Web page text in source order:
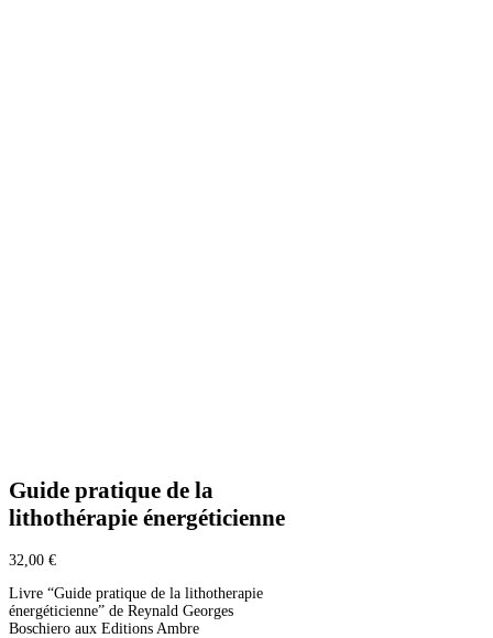
Guide pratique de la
lithothérapie énergéticienne
32,00 €
Livre “Guide pratique de la lithotherapie
énergéticienne” de Reynald Georges
Boschiero aux Editions Ambre